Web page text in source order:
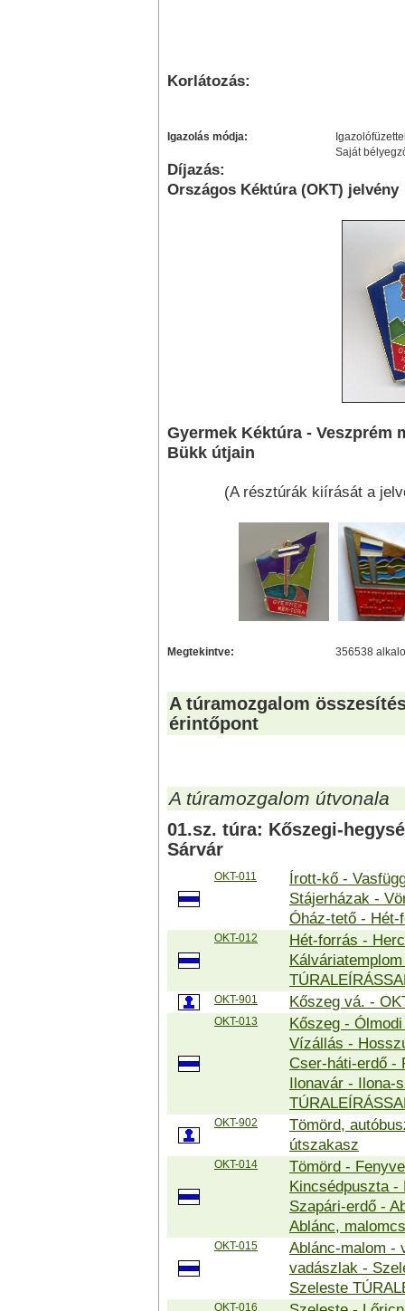
Korlátozás:
Igazolás módja:
Saját
Díjazás:
Országos Kéktúra (OKT) jelvény
Gyermek Kéktúra - Veszprém
Bükk útjain
(A résztúrák kiírását a
Megtekintve: 356538
A túramozgalom
érintőpont
A túramozgalom útvonala
01.sz. túra: Kőszegi-
Sárvár
OKT-011
Írott-kő -
Stájerházak -
Óház-tető - Hét-
OKT-012
Hét-forrás -
OKT-901 Kőszeg vá. -
OKT-013
Kőszeg -
Vízállás -
Cser-háti-erdő -
Ilonavár - Ilona-
OKT-902
Tömörd,
útszakasz
OKT-014
Tömörd -
Kincsédpuszta -
Szapári-erdő -
Ablánc,
OKT-015
Ablánc-malom -
vadászlak -
Szeleste
OKT-016